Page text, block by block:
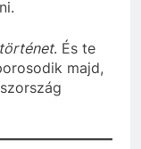
történet. És te
majd,